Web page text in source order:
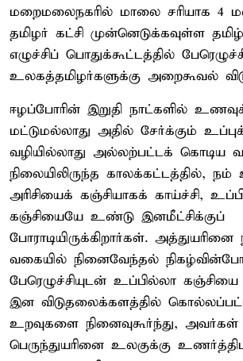
மறைமலைநகரில் மாலை சரியாக 4
தமிழர் கட்சி முன்னெடுக்கவுள்ள
எழுச்சிப் பொதுக்கூட்டத்தில்
உலகத்தமிழர்களுக்கு அறைகூவல்
ஈழப்போரின் இறுதி நாட்களில்
மட்டுமல்லாது அதில் சேர்க்கும்
வழியில்லாது அல்லற்பட்டக் கொடிய
நிலையிலிருந்த காலக்கட்டத்தில்,
அரிசியைக் கஞ்சியாகக் காய்ச்சி,
கஞ்சியையே உண்டு இனமீட்சிக்குப்
போராடியிருக்கிறார்கள். அத்துயரினை
வகையில் நினைவேந்தல்
பேரெழுச்சியுடன் உப்பில்லா
இன விடுதலைக்களத்தில்
உறவுகளை நினைவுகூர்ந்து,
பெருந்துயரினை உலகுக்கு